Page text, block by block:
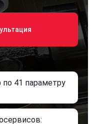
41 параметру